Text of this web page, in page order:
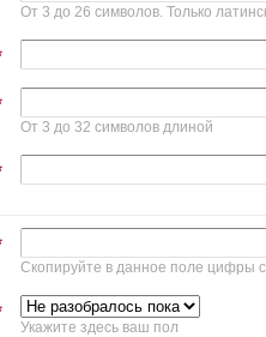
От 3 до 26 символов. Только
От 3 до 32 символов длиной
Скопируйте в данное поле цифры
Укажите здесь ваш пол